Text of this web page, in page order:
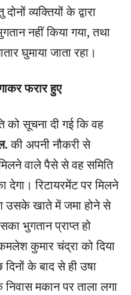
व्यक्तियों के द्वारा
नहीं किया गया, तथा
घुमाया जाता रहा।
फरार हुए
को सूचना दी गई कि वह
की अपनी नौकरी से
वाले पैसे से वह समिति
देगा। रिटायरमेंट पर मिलने
उसके खाते में जमा होने से
भुगतान प्राप्त हो
कुमार चंद्रा को दिया
के बाद से ही उषा
मकान पर ताला लगा